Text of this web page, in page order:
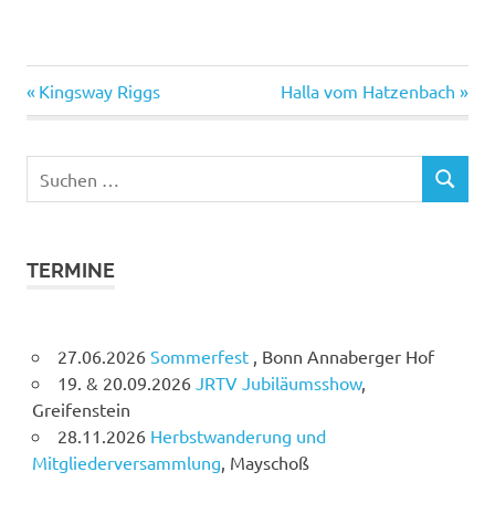
Beitragsnavigation
Vorheriger
Beitrag:
Kingsway Riggs
Nächster
Beitrag:
Halla vom Hatzenbach
nach:
SUCHEN
TERMINE
27.06.2026 Sommerfest , Bonn Annaberger Hof
19. & 20.09.2026 JRTV Jubiläumsshow,
Greifenstein
28.11.2026 Herbstwanderung und
Mitgliederversammlung, Mayschoß